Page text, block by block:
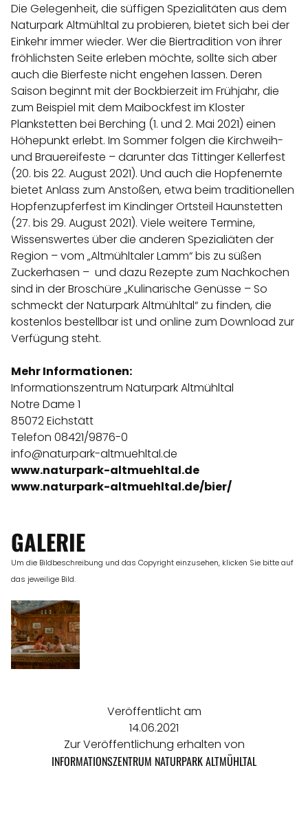
Die Gelegenheit, die süffigen Spezialitäten aus dem
Naturpark Altmühltal zu probieren, bietet sich bei der
Einkehr immer wieder. Wer die Biertradition von ihrer
fröhlichsten Seite erleben möchte, sollte sich aber
auch die Bierfeste nicht engehen lassen. Deren
Saison beginnt mit der Bockbierzeit im Frühjahr, die
zum Beispiel mit dem Maibockfest im Kloster
Plankstetten bei Berching (1. und 2. Mai 2021) einen
Höhepunkt erlebt. Im Sommer folgen die Kirchweih-
und Brauereifeste – darunter das Tittinger Kellerfest
(20. bis 22. August 2021). Und auch die Hopfenernte
bietet Anlass zum Anstoßen, etwa beim traditionellen
Hopfenzupferfest im Kindinger Ortsteil Haunstetten
(27. bis 29. August 2021). Viele weitere Termine,
Wissenswertes über die anderen Spezialiäten der
Region – vom „Altmühltaler Lamm“ bis zu süßen
Zuckerhasen – und dazu Rezepte zum Nachkochen
sind in der Broschüre „Kulinarische Genüsse – So
schmeckt der Naturpark Altmühltal“ zu finden, die
kostenlos bestellbar ist und online zum Download zur
Verfügung steht.
Mehr Informationen:
Informationszentrum Naturpark Altmühltal
Notre Dame 1
85072 Eichstätt
Telefon 08421/9876-0
info@naturpark-altmuehltal.de
www.naturpark-altmuehltal.de
www.naturpark-altmuehltal.de/bier/
GALERIE
Um die Bildbeschreibung und das Copyright einzusehen, klicken Sie bitte auf
das jeweilige Bild.
Veröffentlicht am
14.06.2021
Zur Veröffentlichung erhalten von
INFORMATIONSZENTRUM NATURPARK ALTMÜHLTAL